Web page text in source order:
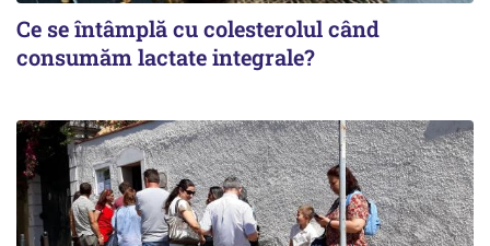
Ce se întâmplă cu colesterolul când
consumăm lactate integrale?